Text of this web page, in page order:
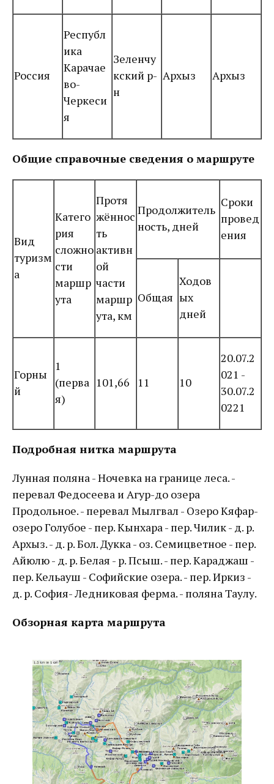
Россия
Республ
ика
Карачае
во-
Черкеси
я
Зеленчу
кский р-
н
Архыз Архыз
Общие справочные сведения о маршруте
Вид
туризм
а
Катего
рия
сложно
сти
маршр
ута
Протя
жённос
ть
активн
ой
части
маршр
ута, км
Продолжитель
ность, дней
Сроки
провед
ения
Общая
Ходов
ых
дней
Горны
й
1
(перва
я)
101,66 11 10
20.07.2
021 -
30.07.2
0221
Подробная нитка маршрута
Лунная поляна - Ночевка на границе леса. -
перевал Федосеева и Агур-до озера
Продольное. - перевал Мылгвал - Озеро Кяфар-
озеро Голубое - пер. Кынхара - пер. Чилик - д. р.
Архыз. - д. р. Бол. Дукка - оз. Семицветное - пер.
Айюлю - д. р. Белая - р. Псыш. - пер. Караджаш -
пер. Кельауш - Софийские озера. - пер. Иркиз -
д. р. София- Ледниковая ферма. - поляна Таулу.
Обзорная карта маршрута